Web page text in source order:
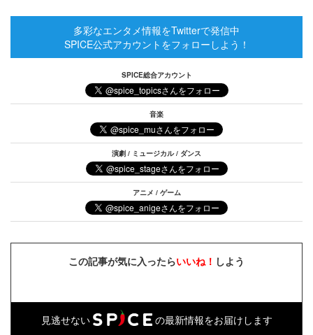
多彩なエンタメ情報をTwitterで発信中
SPICE公式アカウントをフォローしよう！
SPICE総合アカウント
音楽
演劇 / ミュージカル / ダンス
アニメ / ゲーム
この記事が気に入ったらいいね！ しよう
見逃せない の最新情報をお届けします